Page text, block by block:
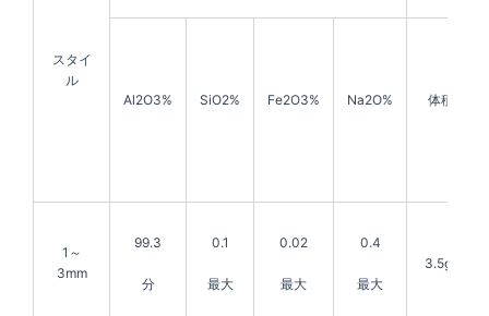
スタイ
ル
Al2O3% SiO2% Fe2O3% Na2O% 体積密度
1～
3mm
99.3
分
0.1
最大
0.02
最大
0.4
最大
3.5g/cm3